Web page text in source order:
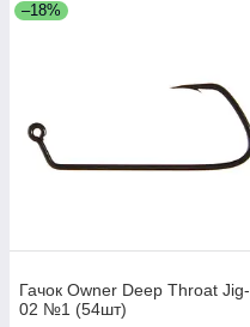
–18%
Гачок Owner Deep Throat Jig-
02 №1 (54шт)